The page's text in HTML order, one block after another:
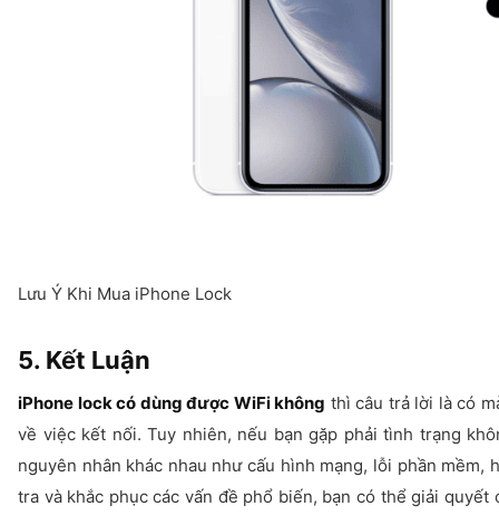
Lưu Ý Khi Mua iPhone Lock
5. Kết Luận
iPhone lock có dùng được WiFi không thì câu trả lời là có
về việc kết nối. Tuy nhiên, nếu bạn gặp phải tình trạng
nguyên nhân khác nhau như cấu hình mạng, lỗi phần mềm,
tra và khắc phục các vấn đề phổ biến, bạn có thể giải